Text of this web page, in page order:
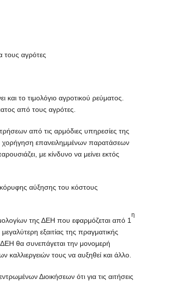
τους αγρότες
το τιμολόγιο αγροτικού ρεύματος.
από τους αγρότες.
από τις αρμόδιες υπηρεσίες της
χορήγηση επανειλημμένων παρατάσεων
με κίνδυνο να μείνει εκτός
αύξησης του κόστους
της ΔΕΗ που εφαρμόζεται από 1
η
εξαιτίας της πραγματικής
θα συνεπάγεται την μονομερή
τους να αυξηθεί και άλλο.
Διοικήσεων ότι για τις αιτήσεις